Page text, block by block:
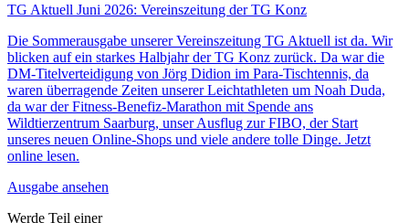
TG Aktuell Juni 2026: Vereinszeitung der TG Konz
Die Sommerausgabe unserer Vereinszeitung TG Aktuell ist da. Wir
blicken auf ein starkes Halbjahr der TG Konz zurück. Da war die
DM-Titelverteidigung von Jörg Didion im Para-Tischtennis, da
waren überragende Zeiten unserer Leichtathleten um Noah Duda,
da war der Fitness-Benefiz-Marathon mit Spende ans
Wildtierzentrum Saarburg, unser Ausflug zur FIBO, der Start
unseres neuen Online-Shops und viele andere tolle Dinge. Jetzt
online lesen.
Ausgabe ansehen
Werde Teil einer